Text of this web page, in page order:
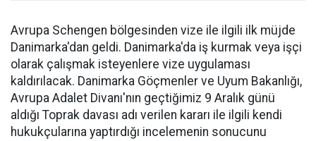
Avrupa Schengen bölgesinden vize ile ilgili ilk müjde
Danimarka'dan geldi. Danimarka'da iş kurmak veya işçi
olarak çalışmak isteyenlere vize uygulaması
kaldırılacak. Danimarka Göçmenler ve Uyum Bakanlığı,
Avrupa Adalet Divanı'nın geçtiğimiz 9 Aralık günü
aldığı Toprak davası adı verilen kararı ile ilgili kendi
hukukçularına yaptırdığı incelemenin sonucunu